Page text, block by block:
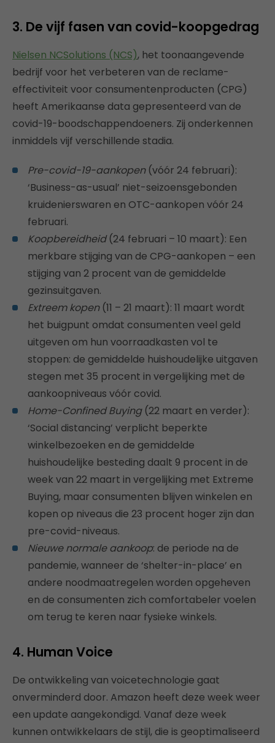
3. De vijf fasen van covid-koopgedrag
Nielsen NCSolutions (NCS), het toonaangevende
bedrijf voor het verbeteren van de reclame-
effectiviteit voor consumentenproducten (CPG)
heeft Amerikaanse data gepresenteerd van de
covid-19-boodschappendoeners. Zij onderkennen
inmiddels vijf verschillende stadia.
Pre-covid-19-aankopen(vóór 24 februari):
‘Business-as-usual’ niet-seizoensgebonden
kruidenierswaren en OTC-aankopen vóór 24
februari.
Koopbereidheid(24 februari – 10 maart): Een
merkbare stijging van de CPG-aankopen – een
stijging van 2 procent van de gemiddelde
gezinsuitgaven.
Extreem kopen(11 – 21 maart): 11 maart wordt
het buigpunt omdat consumenten veel geld
uitgeven om hun voorraadkasten vol te
stoppen: de gemiddelde huishoudelijke uitgaven
stegen met 35 procent in vergelijking met de
aankoopniveaus vóór covid.
Home-Confined Buying(22 maart en verder):
‘Social distancing’ verplicht beperkte
winkelbezoeken en de gemiddelde
huishoudelijke besteding daalt 9 procent in de
week van 22 maart in vergelijking met Extreme
Buying, maar consumenten blijven winkelen en
kopen op niveaus die 23 procent hoger zijn dan
pre-covid-niveaus.
Nieuwe normale aankoop: de periode na de
pandemie, wanneer de ‘shelter-in-place’ en
andere noodmaatregelen worden opgeheven
en de consumenten zich comfortabeler voelen
om terug te keren naar fysieke winkels.
4. Human Voice
De ontwikkeling van voicetechnologie gaat
onverminderd door. Amazon heeft deze week weer
een update aangekondigd. Vanaf deze week
kunnen ontwikkelaars de stijl, die is geoptimaliseerd